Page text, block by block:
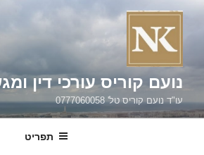
דילוג
נועם קוריס עורכי דין
עו"ד נועם קוריס טל' 0777060058
תפריט